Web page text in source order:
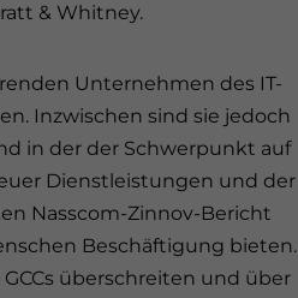
& Whitney.
Unternehmen des IT-
Inzwischen sind sie jedoch
in der der Schwerpunkt auf
Dienstleistungen und der
Nasscom-Zinnov-Bericht
Beschäftigung bieten.
überschreiten und über